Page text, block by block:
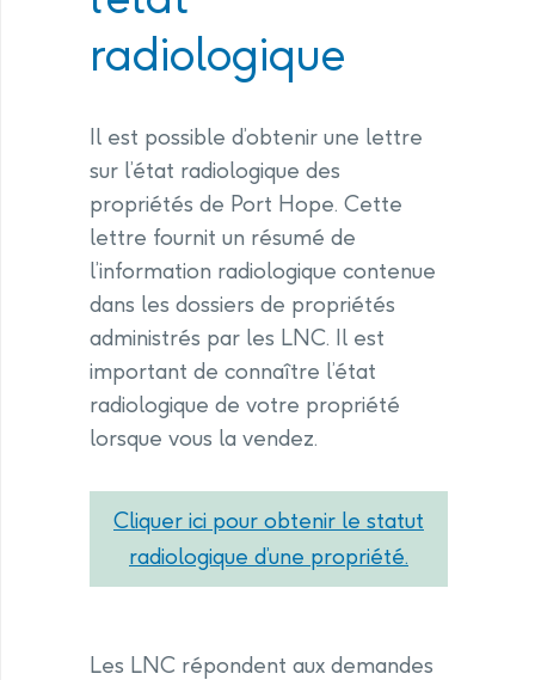
radiologique
Il est possible d’obtenir une lettre
sur l’état radiologique des
propriétés de Port Hope. Cette
lettre fournit un résumé de
l’information radiologique contenue
dans les dossiers de propriétés
administrés par les LNC. Il est
important de connaître l’état
radiologique de votre propriété
lorsque vous la vendez.
Cliquer ici pour obtenir le statut
radiologique d’une propriété.
Les LNC répondent aux demandes